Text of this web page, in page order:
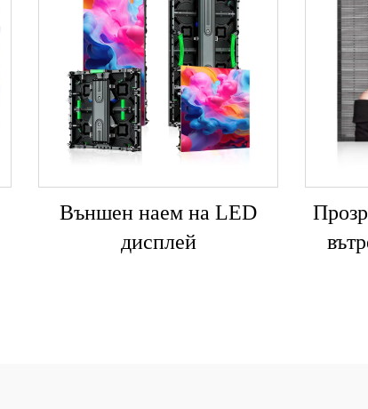
Външен наем на LED
дисплей